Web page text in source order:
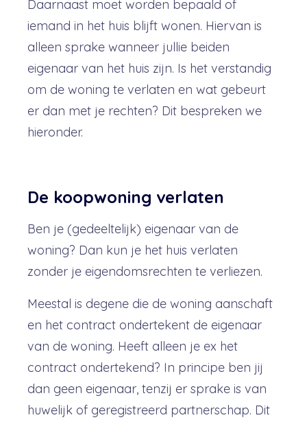
Daarnaast moet worden bepaald of
iemand in het huis blijft wonen. Hiervan is
alleen sprake wanneer jullie beiden
eigenaar van het huis zijn. Is het verstandig
om de woning te verlaten en wat gebeurt
er dan met je rechten? Dit bespreken we
hieronder.
De koopwoning verlaten
Ben je (gedeeltelijk) eigenaar van de
woning? Dan kun je het huis verlaten
zonder je eigendomsrechten te verliezen.
Meestal is degene die de woning aanschaft
en het contract ondertekent de eigenaar
van de woning. Heeft alleen je ex het
contract ondertekend? In principe ben jij
dan geen eigenaar, tenzij er sprake is van
huwelijk of geregistreerd partnerschap. Dit